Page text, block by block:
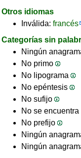
Otros idiomas
Inválida: francés
Categorías sin
Ningún
No primo
No lipograma
No epéntesis
No sufijo
No se
No prefijo
Ningún
Ningún